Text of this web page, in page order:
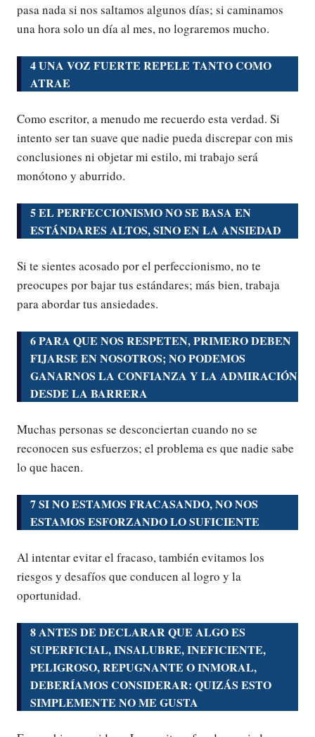
pasa nada si nos saltamos algunos días; si caminamos
una hora solo un día al mes, no lograremos mucho.
4 UNA VOZ FUERTE REPELE TANTO COMO
ATRAE
Como escritor, a menudo me recuerdo esta verdad. Si
intento ser tan suave que nadie pueda discrepar con mis
conclusiones ni objetar mi estilo, mi trabajo será
monótono y aburrido.
5 EL PERFECCIONISMO NO SE BASA EN
ESTÁNDARES ALTOS, SINO EN LA ANSIEDAD
Si te sientes acosado por el perfeccionismo, no te
preocupes por bajar tus estándares; más bien, trabaja
para abordar tus ansiedades.
6 PARA QUE NOS RESPETEN, PRIMERO DEBEN
FIJARSE EN NOSOTROS; NO PODEMOS
GANARNOS LA CONFIANZA Y LA ADMIRACIÓN
DESDE LA BARRERA
Muchas personas se desconciertan cuando no se
reconocen sus esfuerzos; el problema es que nadie sabe
lo que hacen.
7 SI NO ESTAMOS FRACASANDO, NO NOS
ESTAMOS ESFORZANDO LO SUFICIENTE
Al intentar evitar el fracaso, también evitamos los
riesgos y desafíos que conducen al logro y la
oportunidad.
8 ANTES DE DECLARAR QUE ALGO ES
SUPERFICIAL, INSALUBRE, INEFICIENTE,
PELIGROSO, REPUGNANTE O INMORAL,
DEBERÍAMOS CONSIDERAR: QUIZÁS ESTO
SIMPLEMENTE NO ME GUSTA